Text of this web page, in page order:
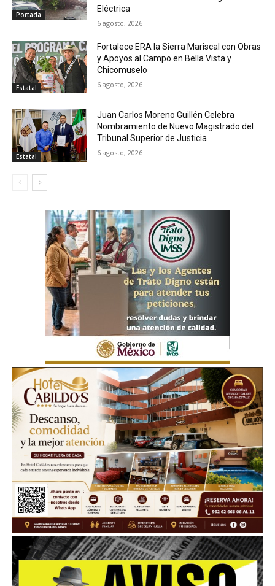
Portada
Eléctrica
6 agosto, 2026
Estatal
Fortalece ERA la Sierra Mariscal con Obras
y Apoyos al Campo en Bella Vista y
Chicomuselo
6 agosto, 2026
Estatal
Juan Carlos Moreno Guillén Celebra
Nombramiento de Nuevo Magistrado del
Tribunal Superior de Justicia
6 agosto, 2026